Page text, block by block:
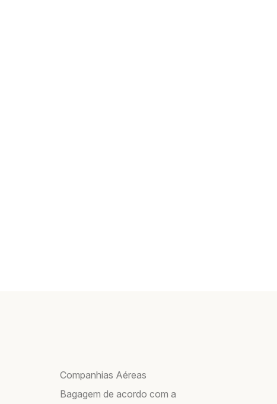
Companhias Aéreas
Bagagem de acordo com a